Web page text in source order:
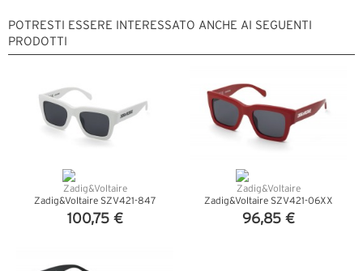
POTRESTI ESSERE INTERESSATO ANCHE AI SEGUENTI
PRODOTTI
Zadig&Voltaire SZV421-847
100,75 €
Zadig&Voltaire SZV421-06XX
96,85 €